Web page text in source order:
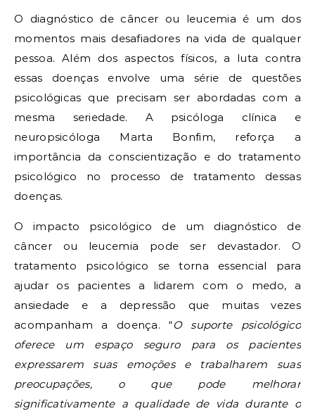
O diagnóstico de câncer ou leucemia é um dos
momentos mais desafiadores na vida de qualquer
pessoa. Além dos aspectos físicos, a luta contra
essas doenças envolve uma série de questões
psicológicas que precisam ser abordadas com a
mesma seriedade. A psicóloga clínica e
neuropsicóloga Marta Bonfim, reforça a
importância da conscientização e do tratamento
psicológico no processo de tratamento dessas
doenças.
O impacto psicológico de um diagnóstico de
câncer ou leucemia pode ser devastador. O
tratamento psicológico se torna essencial para
ajudar os pacientes a lidarem com o medo, a
ansiedade e a depressão que muitas vezes
acompanham a doença. “O suporte psicológico
oferece um espaço seguro para os pacientes
expressarem suas emoções e trabalharem suas
preocupações, o que pode melhorar
significativamente a qualidade de vida durante o